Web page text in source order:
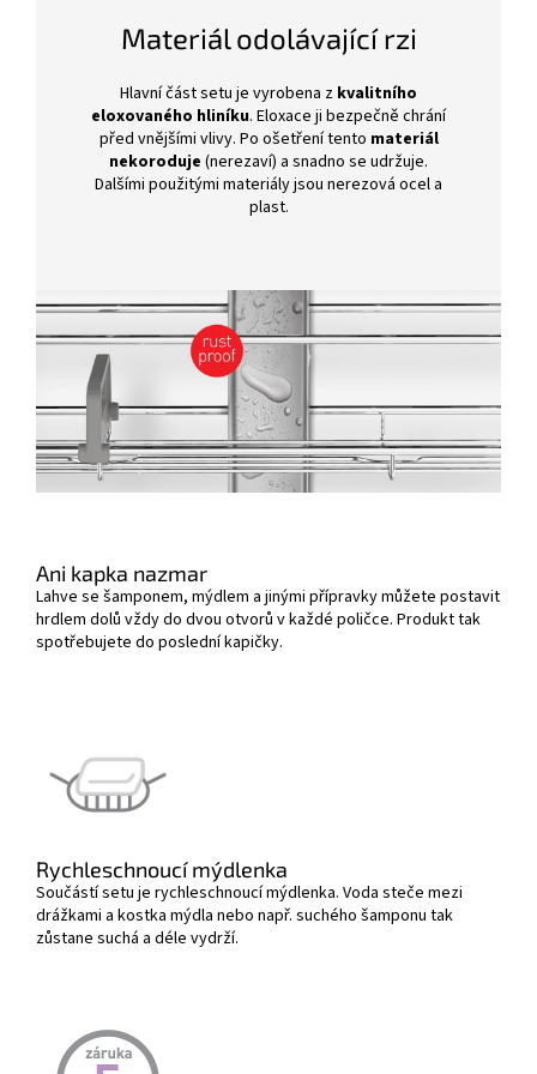
Materiál odolávající rzi
Hlavní část setu je vyrobena z kvalitního
eloxovaného hliníku. Eloxace ji bezpečně chrání
před vnějšími vlivy. Po ošetření tento materiál
nekoroduje (nerezaví) a snadno se udržuje.
Dalšími použitými materiály jsou nerezová ocel a
plast.
Ani kapka nazmar
Lahve se šamponem, mýdlem a jinými přípravky můžete postavit
hrdlem dolů vždy do dvou otvorů v každé poličce. Produkt tak
spotřebujete do poslední kapičky.
Rychleschnoucí mýdlenka
Součástí setu je rychleschnoucí mýdlenka. Voda steče mezi
drážkami a kostka mýdla nebo např. suchého šamponu tak
zůstane suchá a déle vydrží.